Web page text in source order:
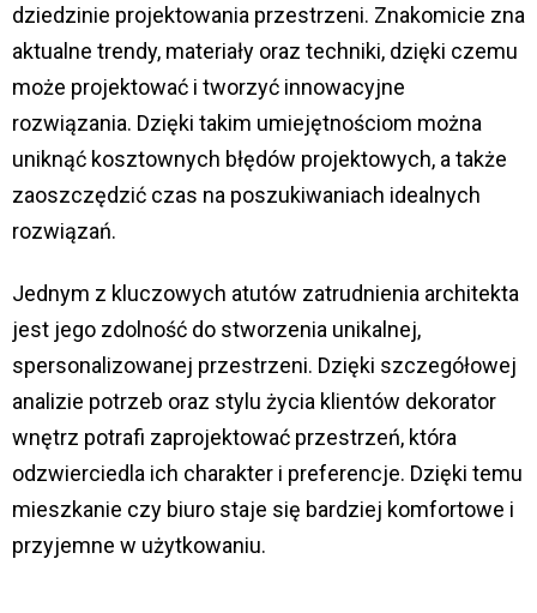
dziedzinie projektowania przestrzeni. Znakomicie zna
aktualne trendy, materiały oraz techniki, dzięki czemu
może projektować i tworzyć innowacyjne
rozwiązania. Dzięki takim umiejętnościom można
uniknąć kosztownych błędów projektowych, a także
zaoszczędzić czas na poszukiwaniach idealnych
rozwiązań.
Jednym z kluczowych atutów zatrudnienia architekta
jest jego zdolność do stworzenia unikalnej,
spersonalizowanej przestrzeni. Dzięki szczegółowej
analizie potrzeb oraz stylu życia klientów dekorator
wnętrz potrafi zaprojektować przestrzeń, która
odzwierciedla ich charakter i preferencje. Dzięki temu
mieszkanie czy biuro staje się bardziej komfortowe i
przyjemne w użytkowaniu.